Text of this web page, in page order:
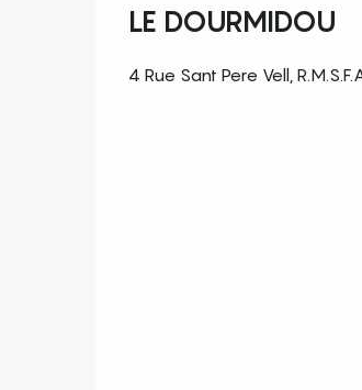
LE DOURMIDOU
4 Rue Sant Pere Vell,